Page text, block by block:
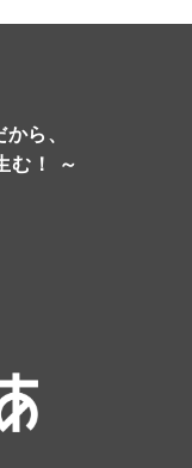
ら、
む！ ～